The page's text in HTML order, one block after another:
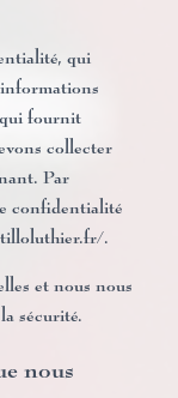
qui
fournit
collecter
Par
confidentialité
.
et nous nous
sécurité.
nous